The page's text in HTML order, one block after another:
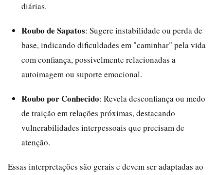
diárias.
Roubo de Sapatos: Sugere instabilidade ou perda de
base, indicando dificuldades em "caminhar" pela vida
com confiança, possivelmente relacionadas a
autoimagem ou suporte emocional.
Roubo por Conhecido: Revela desconfiança ou medo
de traição em relações próximas, destacando
vulnerabilidades interpessoais que precisam de
atenção.
Essas interpretações são gerais e devem ser adaptadas ao